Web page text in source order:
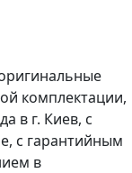
комплектации,
в г. Киев, с
с гарантийным
в